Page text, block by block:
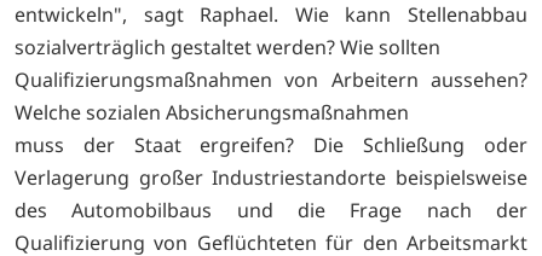
entwickeln", sagt Raphael. Wie kann Stellenabbau
sozialverträglich gestaltet werden? Wie sollten
Qualifizierungsmaßnahmen von Arbeitern aussehen?
Welche sozialen Absicherungsmaßnahmen
muss der Staat ergreifen? Die Schließung oder
Verlagerung großer Industriestandorte beispielsweise
des Automobilbaus und die Frage nach der
Qualifizierung von Geflüchteten für den Arbeitsmarkt